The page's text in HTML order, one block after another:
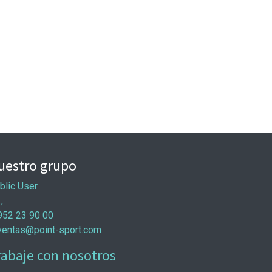
grupo
User
23 90 00
sport.com
con nosotros